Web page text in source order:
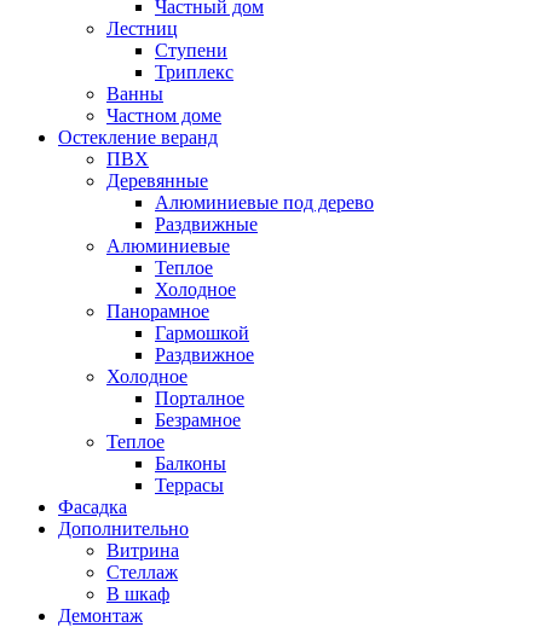
Частный дом
Лестниц
Ступени
Триплекс
Ванны
Частном доме
Остекление веранд
ПВХ
Деревянные
Алюминиевые под дерево
Раздвижные
Алюминиевые
Теплое
Холодное
Панорамное
Гармошкой
Раздвижное
Холодное
Порталное
Безрамное
Теплое
Балконы
Террасы
Фасадка
Дополнительно
Витрина
Стеллаж
В шкаф
Демонтаж